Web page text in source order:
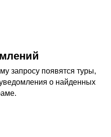
запросу появятся туры,
о найденных